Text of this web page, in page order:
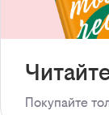
Покупайте